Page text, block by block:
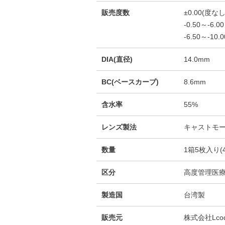
販売度数
±0.00(度な
-0.50～-6.00
-6.50～-
DIA(直径) 14.0mm
BC(ベースカーブ) 8.6mm
含水率 55%
レンズ製法 キャストモ
数量 1箱5枚入り
区分 高度管理医
製造国 台湾製
販売元 株式会社